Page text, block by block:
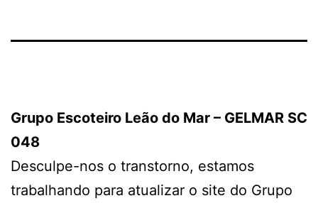
Grupo Escoteiro Leão do Mar – GELMAR SC
048
Desculpe-nos o transtorno, estamos
trabalhando para atualizar o site do Grupo